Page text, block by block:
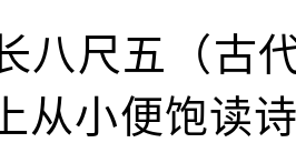
八尺五（古
从小便饱读